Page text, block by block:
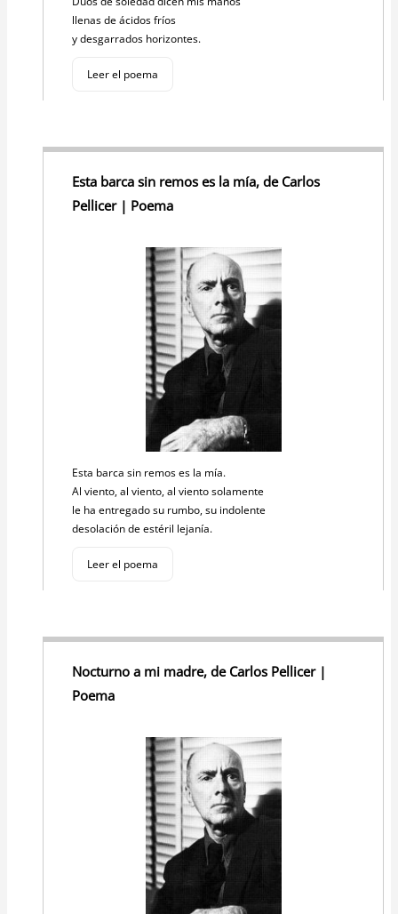
llenas de ácidos fríos
y desgarrados horizontes.
Leer el poema
Esta barca sin remos es la mía, de Carlos
Pellicer | Poema
Esta barca sin remos es la mía.
Al viento, al viento, al viento solamente
le ha entregado su rumbo, su indolente
desolación de estéril lejanía.
Leer el poema
Nocturno a mi madre, de Carlos Pellicer |
Poema